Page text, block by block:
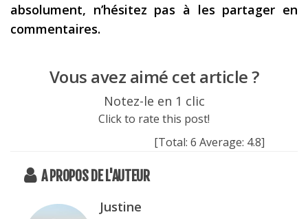
absolument, n’hésitez pas à les partager en
commentaires.
Vous avez aimé cet article ?
Notez-le en 1 clic
Click to rate this post!
[Total: 6 Average: 4.8]
A PROPOS DE L'AUTEUR
Justine